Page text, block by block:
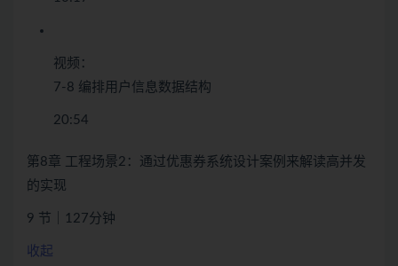
视频：
7-8 编排用户信息数据结构
20:54
第8章 工程场景2：通过优惠券系统设计案例来解读高并发
的实现
9 节｜127分钟
收起